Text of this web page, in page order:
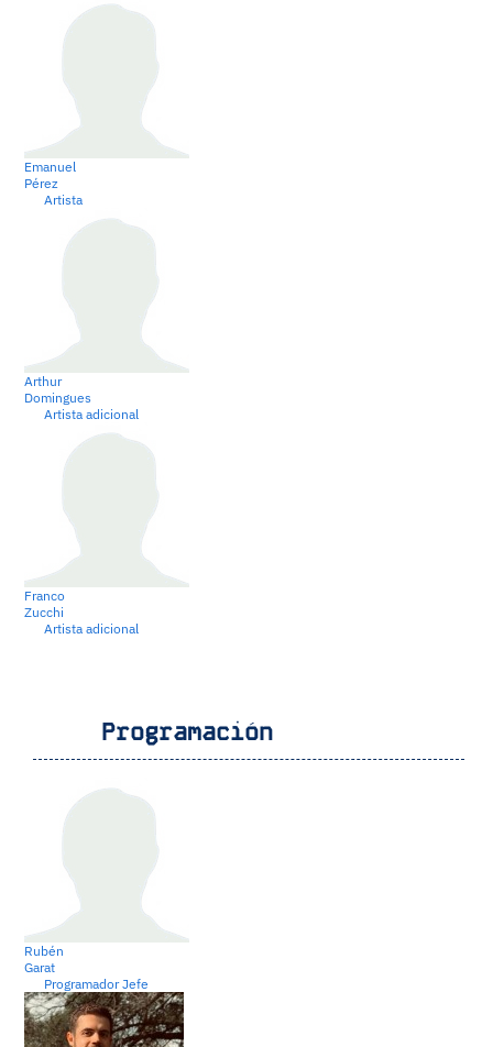
Emanuel
Pérez
Artista
Arthur
Domingues
Artista adicional
Franco
Zucchi
Artista adicional
Programación
Rubén
Garat
Programador Jefe